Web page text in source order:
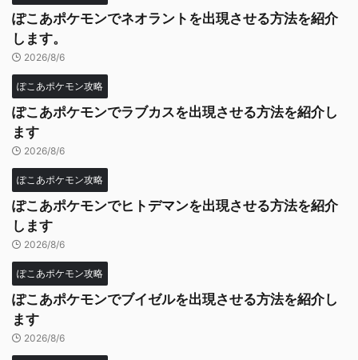
ぽこあポケモンでネオラントを出現させる方法を紹介
します。
2026/8/6
ぽこあポケモン攻略
ぽこあポケモンでラブカスを出現させる方法を紹介し
ます
2026/8/6
ぽこあポケモン攻略
ぽこあポケモンでヒトデマンを出現させる方法を紹介
します
2026/8/6
ぽこあポケモン攻略
ぽこあポケモンでブイゼルを出現させる方法を紹介し
ます
2026/8/6